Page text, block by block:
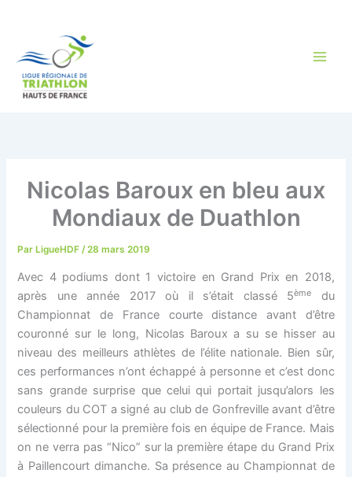
Nicolas Baroux en bleu aux
Mondiaux de Duathlon
ParLigueHDF /28 mars 2019
Avec 4 podiums dont 1 victoire en Grand Prix en 2018,
après une année 2017 où il s’était classé 5ème
du
Championnat de France courte distance avant d’être
couronné sur le long, Nicolas Baroux a su se hisser au
niveau des meilleurs athlètes de l’élite nationale. Bien sûr,
ces performances n’ont échappé à personne et c’est donc
sans grande surprise que celui qui portait jusqu’alors les
couleurs du COT a signé au club de Gonfreville avant d’être
sélectionné pour la première fois en équipe de France. Mais
on ne verra pas “Nico” sur la première étape du Grand Prix
à Paillencourt dimanche. Sa présence au Championnat de